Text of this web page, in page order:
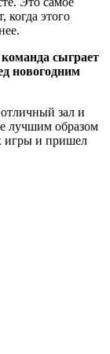
когда этого
сыграет
новогодним
зал и
лучшим образом
игры и пришел